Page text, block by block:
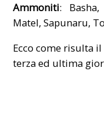
Ammoniti:
Matel, Sapunaru,
Ecco come risulta il
terza ed ultima